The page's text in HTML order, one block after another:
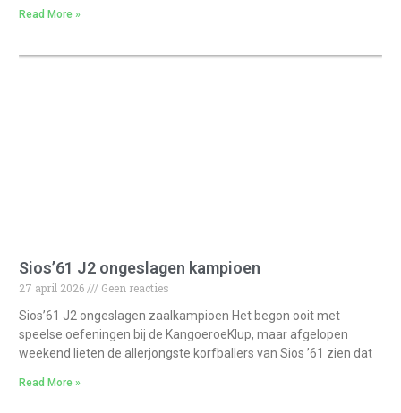
Read More »
Sios’61 J2 ongeslagen kampioen
27 april 2026
Geen reacties
Sios’61 J2 ongeslagen zaalkampioen Het begon ooit met
speelse oefeningen bij de KangoeroeKlup, maar afgelopen
weekend lieten de allerjongste korfballers van Sios ’61 zien dat
Read More »